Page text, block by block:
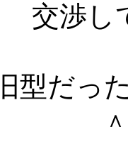
交渉し
型だ